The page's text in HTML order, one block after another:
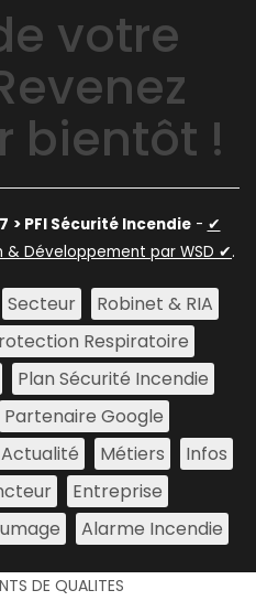
votre
bientôt !
> PFI Sécurité Incendie- ✔
& Développement par WSD ✔.
Secteur
Robinet & RIA
Respiratoire
Plan Sécurité Incendie
Partenaire Google
Métiers
Infos
Entreprise
Alarme Incendie